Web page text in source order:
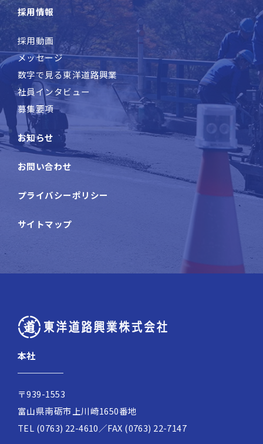
採用情報
採用動画
メッセージ
数字で見る東洋道路興業
社員インタビュー
募集要項
お知らせ
お問い合わせ
プライバシーポリシー
サイトマップ
本社
〒939-1553
富山県南砺市上川崎1650番地
TEL (0763) 22-4610／FAX (0763) 22-7147